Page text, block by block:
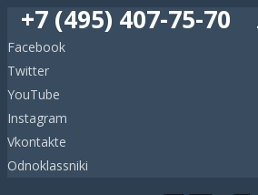
+7 (495) 407-75-70
Facebook
Twitter
YouTube
Instagram
Vkontakte
Odnoklassniki